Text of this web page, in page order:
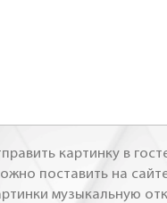
картинку в
поставить на
музыкальную